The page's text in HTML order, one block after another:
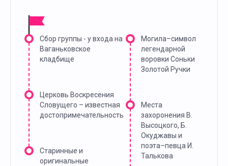
Сбор группы - у входа на
Ваганьковское
кладбище
Церковь Воскресения
Словущего – известная
достопримечательность
Старинные и
оригинальные
Могила–символ
легендарной
воровки Соньки
Золотой Ручки
Места
захоронения В.
Высоцкого, Б.
Окуджавы и
поэта–певца И.
Талькова